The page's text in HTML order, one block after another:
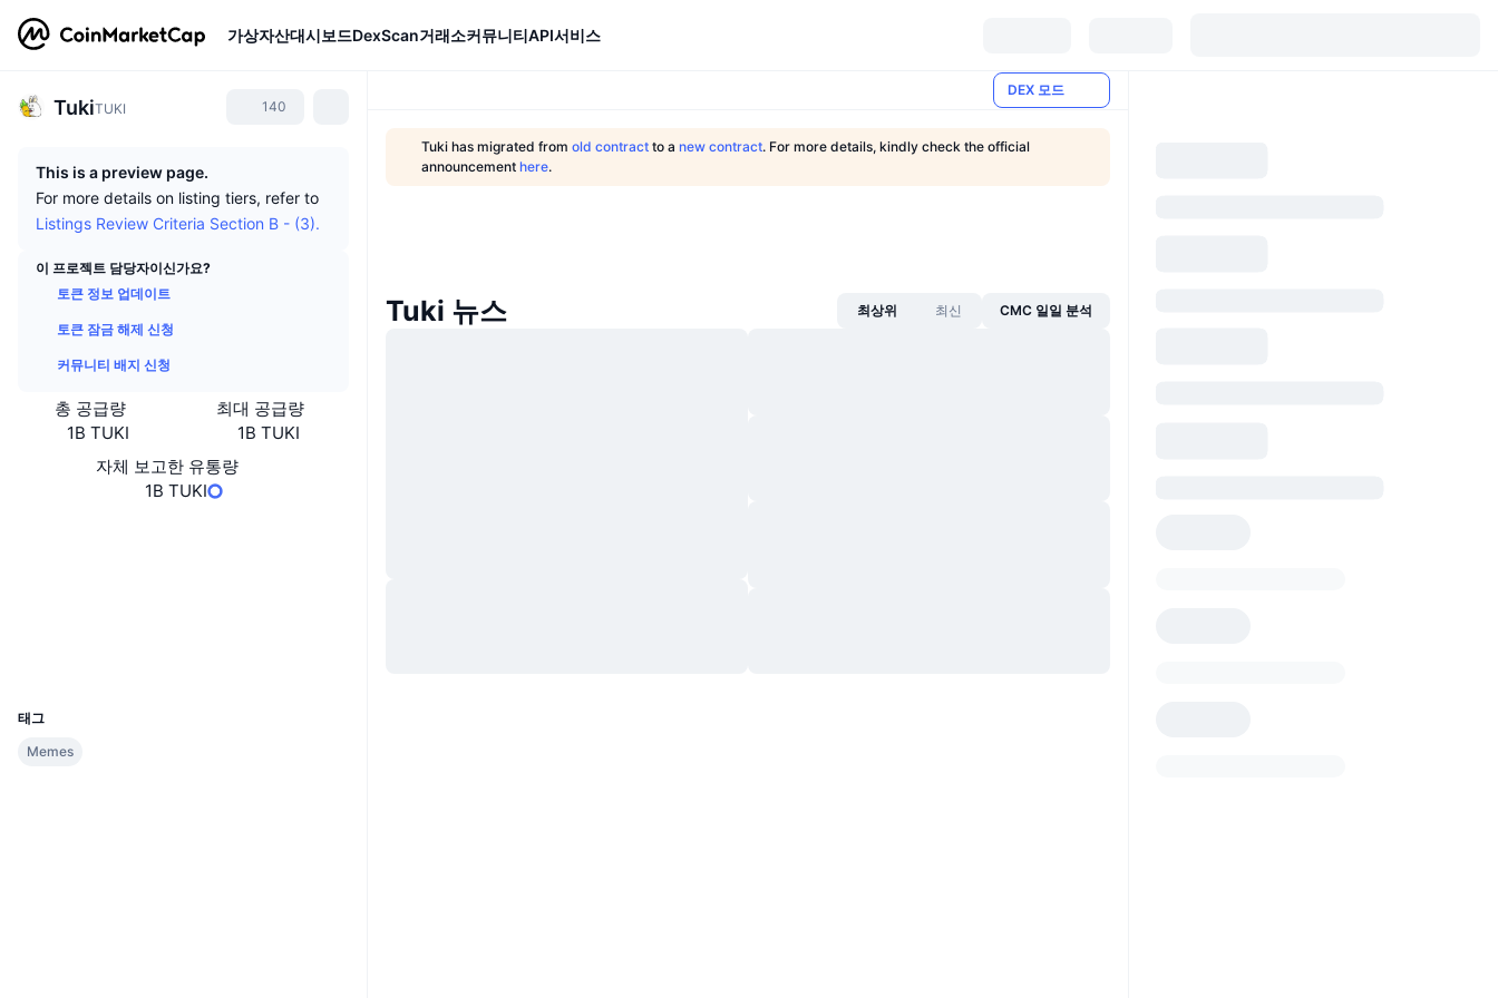
가상자산대시보드DexScan거래소커뮤니티API서비스
TukiTUKI 140
This is a preview page.
For more details on listing tiers, refer to
Listings Review Criteria Section B - (3).
이 프로젝트 담당자이신가요?
토큰 정보 업데이트
토큰 잠금 해제 신청
커뮤니티 배지 신청
총 공급량
1B TUKI
최대 공급량
1B TUKI
자체 보고한 유통량
1B TUKI
태그
Memes
DEX 모드
Tuki has migrated from old contract to a new contract. For more details, kindly check the official
announcement here.
Tuki 뉴스 최상위 최신 CMC 일일 분석